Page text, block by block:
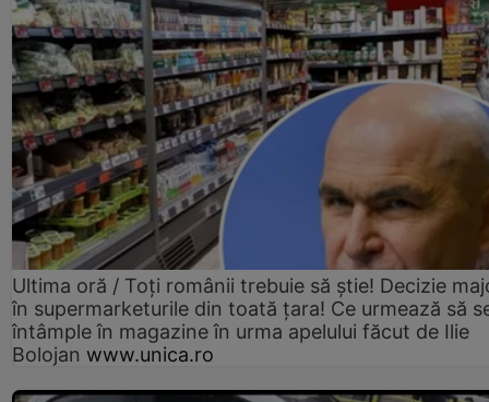
Ultima oră / Toți românii trebuie să știe! Decizie
în supermarketurile din toată țara! Ce urmează să
întâmple în magazine în urma apelului făcut de Ilie
Bolojan www.unica.ro